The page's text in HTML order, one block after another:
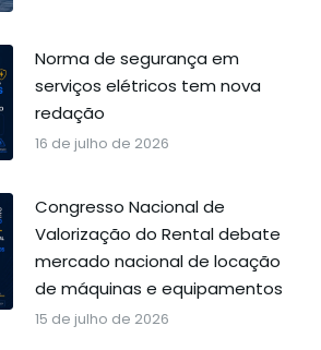
Norma de segurança em
serviços elétricos tem nova
redação
16 de julho de 2026
Congresso Nacional de
Valorização do Rental debate
mercado nacional de locação
de máquinas e equipamentos
15 de julho de 2026